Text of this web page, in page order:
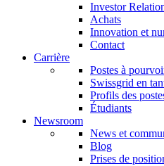
Investor
Achats
Innovation et
Contact
Carrière
Postes à
Swissgrid en
Profils des
Étudiants
Newsroom
News et
Blog
Prises de